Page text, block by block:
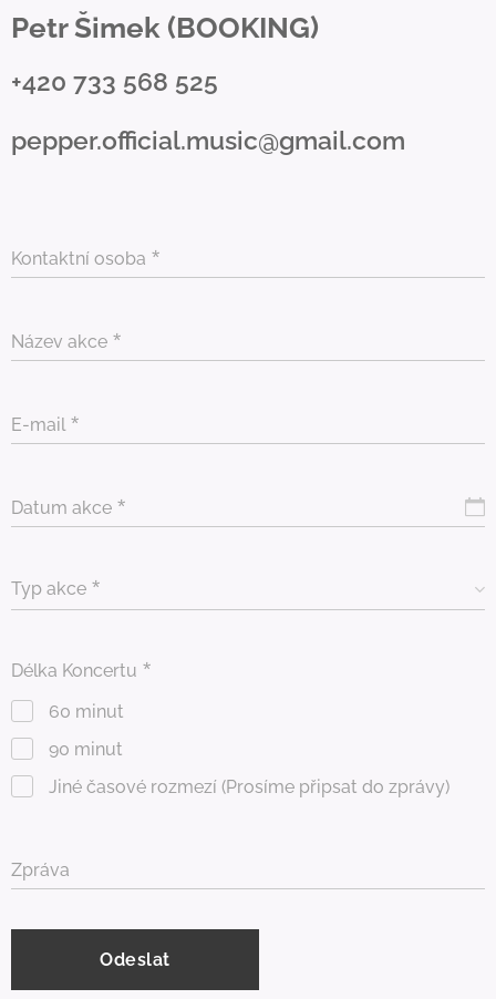
Petr Šimek (BOOKING)
+420 733 568 525
pepper.official.music@gmail.com
Kontaktní osoba
Název akce
E-mail
Datum akce
Typ akce
Délka Koncertu
60 minut
90 minut
Jiné časové rozmezí (Prosíme připsat do zprávy)
Zpráva
Odeslat